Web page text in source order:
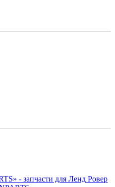
- запчасти для Ленд Ровер